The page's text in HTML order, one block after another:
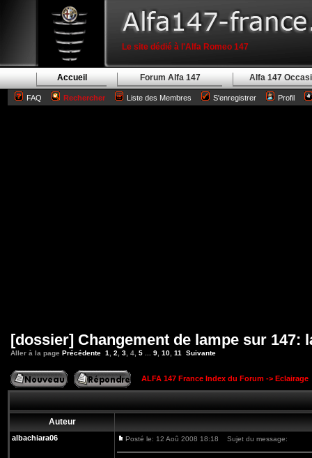
Le site dédié à l'Alfa Romeo 147
Accueil Forum Alfa 147 Alfa 147
FAQ Rechercher Liste des Membres S'enregistrer Profil
[dossier] Changement de lampe sur 147:
Aller à la page Précédente 1 2 3 4 5 9 10 11 Suivante
ALFA 147 France Index du Forum -> Eclairage
Auteur
albachiara06 Posté le: 12 Aoû 2008 18:18 Sujet du message: